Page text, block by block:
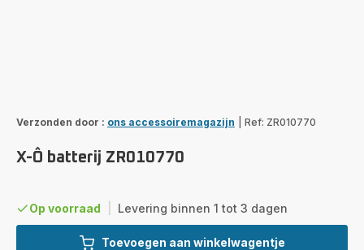
Verzonden door : ons accessoiremagazijn Ref: ZR010770
X-Ô batterij ZR010770
Op voorraad Levering binnen 1 tot 3 dagen
Toevoegen aan winkelwagentje